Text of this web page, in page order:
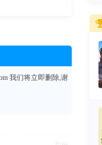
我们将立即删除,谢